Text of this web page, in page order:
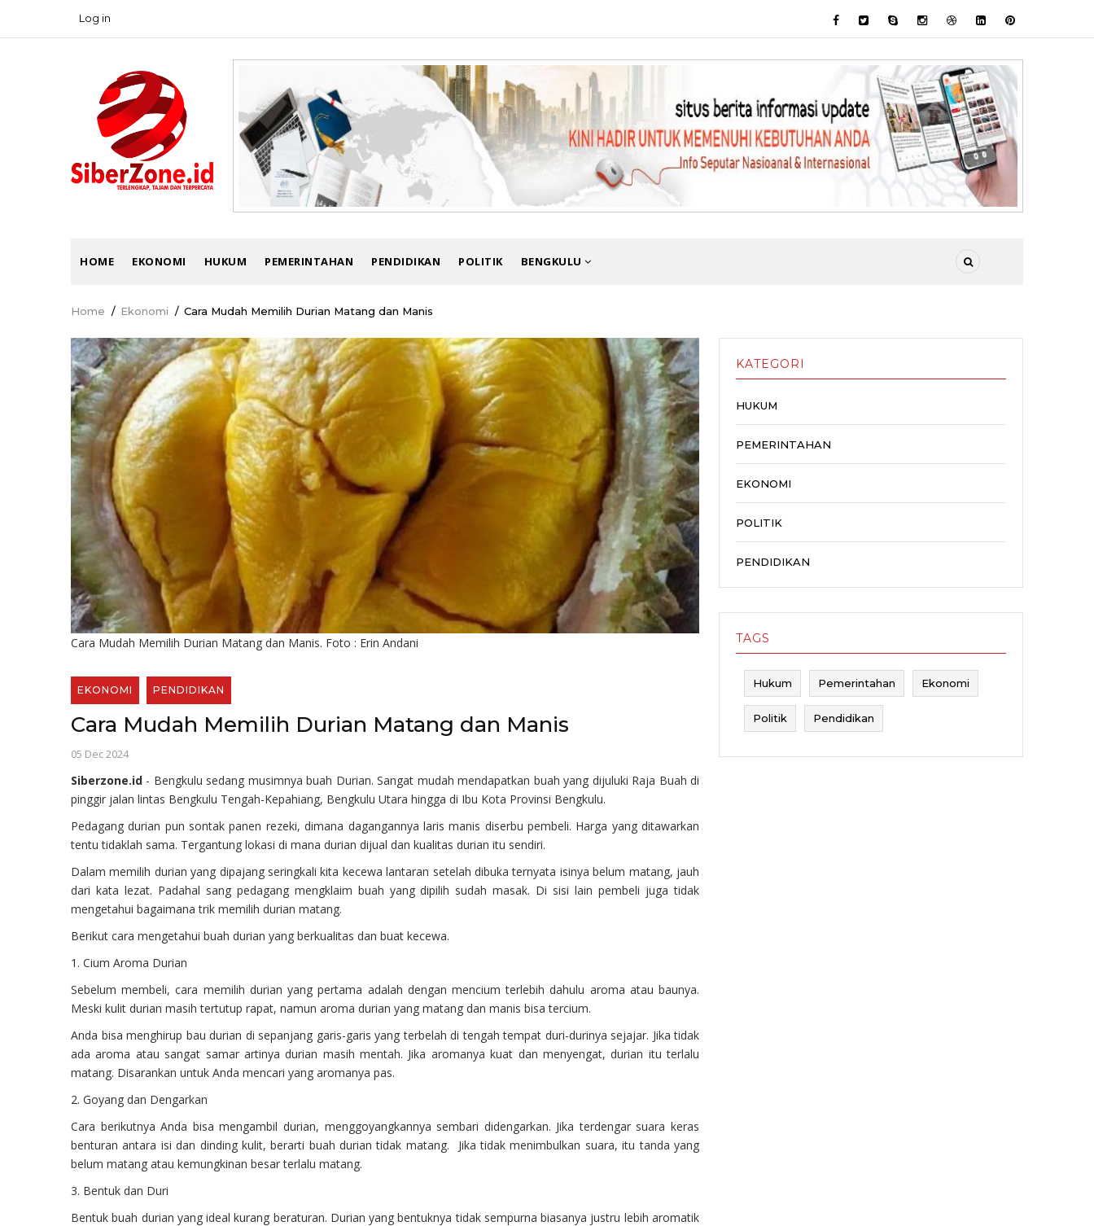
USER
ACCOUNT
Log in
MAIN
HOME EKONOMI HUKUM PEMERINTAHAN PENDIDIKAN POLITIK BENGKULU
Breadcrumb
Home / Ekonomi / Cara Mudah Memilih Durian Matang dan Manis
Cara Mudah Memilih Durian Matang dan Manis. Foto : Erin Andani
EKONOMI PENDIDIKAN
Cara Mudah Memilih Durian Matang dan Manis
05 Dec 2024
Siberzone.id - Bengkulu sedang musimnya buah Durian. Sangat mudah mendapatkan buah yang dijuluki Raja Buah di
pinggir jalan lintas Bengkulu Tengah-Kepahiang, Bengkulu Utara hingga di Ibu Kota Provinsi Bengkulu.
Pedagang durian pun sontak panen rezeki, dimana dagangannya laris manis diserbu pembeli. Harga yang ditawarkan
tentu tidaklah sama. Tergantung lokasi di mana durian dijual dan kualitas durian itu sendiri.
Dalam memilih durian yang dipajang seringkali kita kecewa lantaran setelah dibuka ternyata isinya belum matang, jauh
dari kata lezat. Padahal sang pedagang mengklaim buah yang dipilih sudah masak. Di sisi lain pembeli juga tidak
mengetahui bagaimana trik memilih durian matang.
Berikut cara mengetahui buah durian yang berkualitas dan buat kecewa.
1. Cium Aroma Durian
Sebelum membeli, cara memilih durian yang pertama adalah dengan mencium terlebih dahulu aroma atau baunya.
Meski kulit durian masih tertutup rapat, namun aroma durian yang matang dan manis bisa tercium.
Anda bisa menghirup bau durian di sepanjang garis-garis yang terbelah di tengah tempat duri-durinya sejajar. Jika tidak
ada aroma atau sangat samar artinya durian masih mentah. Jika aromanya kuat dan menyengat, durian itu terlalu
matang. Disarankan untuk Anda mencari yang aromanya pas.
2. Goyang dan Dengarkan
Cara berikutnya Anda bisa mengambil durian, menggoyangkannya sembari didengarkan. Jika terdengar suara keras
benturan antara isi dan dinding kulit, berarti buah durian tidak matang. Jika tidak menimbulkan suara, itu tanda yang
belum matang atau kemungkinan besar terlalu matang.
3. Bentuk dan Duri
Bentuk buah durian yang ideal kurang beraturan. Durian yang bentuknya tidak sempurna biasanya justru lebih aromatik
KATEGORI
HUKUM
PEMERINTAHAN
EKONOMI
POLITIK
PENDIDIKAN
TAGS
Hukum Pemerintahan Ekonomi
Politik Pendidikan